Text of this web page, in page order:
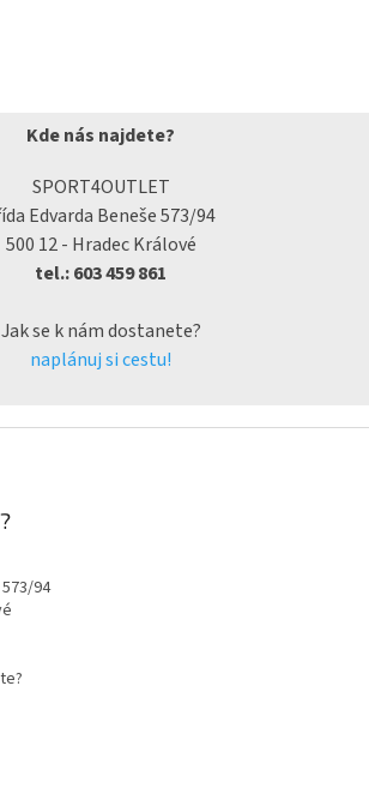
Kde nás najdete?
SPORT4OUTLET
Edvarda Beneše 573/94
500 12 - Hradec Králové
tel.: 603 459 861
Jak se k nám dostanete?
naplánuj si cestu!
94